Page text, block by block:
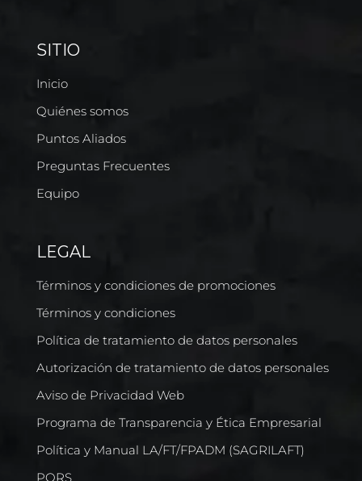
SITIO
Inicio
Quiénes somos
Puntos Aliados
Preguntas Frecuentes
Equipo
LEGAL
Términos y condiciones de promociones
Términos y condiciones
Política de tratamiento de datos personales
Autorización de tratamiento de datos personales
Aviso de Privacidad Web
Programa de Transparencia y Ética Empresarial
Política y Manual LA/FT/FPADM (SAGRILAFT)
PQRS